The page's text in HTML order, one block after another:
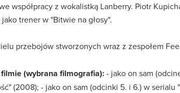
współpracy z wokalistką Lanberry. Piotr
trener w "Bitwie na głosy".
przebojów stworzonych wraz z zespołem
(wybrana filmografia):- jako on sam
(2008); - jako on sam (odcinki 5. i 6.) w serialu